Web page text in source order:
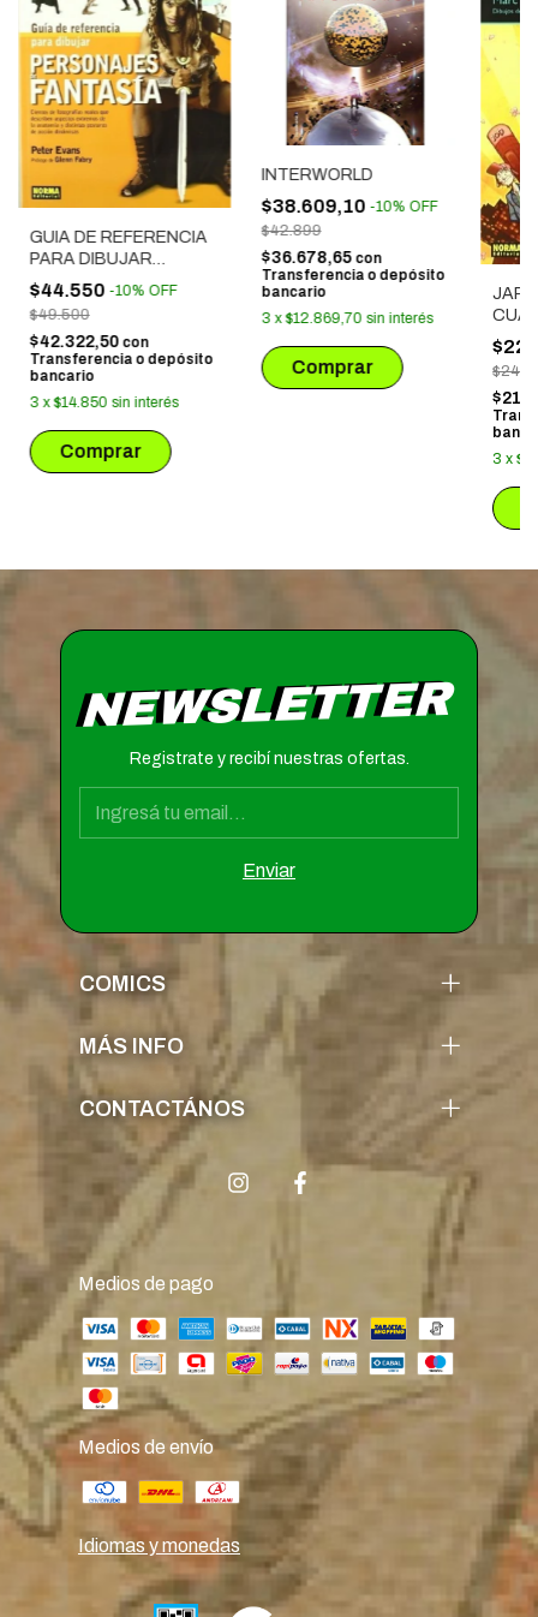
GUIA DE REFERENCIA
PARA DIBUJAR
PERSONAJES DE
FANTASIA
$44.550 -10% OFF
$49.500
$42.322,50 con
Transferencia o depósito
bancario
3 x$14.850 sin interés
INTERWORLD
$38.609,10 -10% OFF
$42.899
$36.678,65 con
Transferencia o depósito
bancario
3 x$12.869,70 sin interés
3 x
NEWSLETTER
Registrate y recibí nuestras ofertas.
COMICS
MÁS INFO
CONTACTÁNOS
Medios de pago
Medios de envío
Idiomas y monedas